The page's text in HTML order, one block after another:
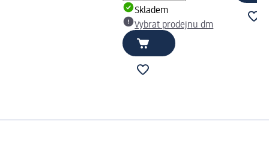
Skladem
Vybrat prodejnu dm